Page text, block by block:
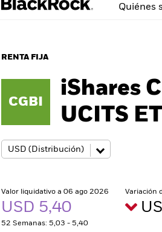
Quiénes
RENTA FIJA
CGBI
iShares
UCITS
Valor liquidativo a 06 ago 2026
USD 5,40
52 Semanas: 5,03 - 5,40
Variación